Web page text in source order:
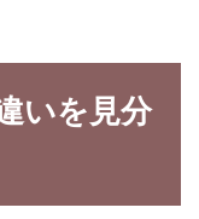
いを見分